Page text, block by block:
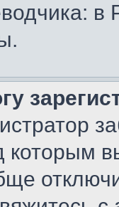
в
которым